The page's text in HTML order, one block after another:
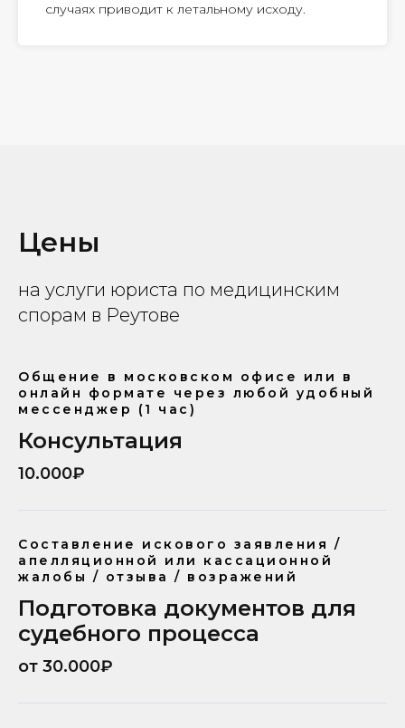
случаях приводит к летальному исходу.
Цены
на услуги юриста по медицинским
спорам в Реутове
Общение в московском офисе или в
онлайн формате через любой удобный
мессенджер (1 час)
Консультация
10.000₽
Составление искового заявления /
апелляционной или кассационной
жалобы / отзыва / возражений
Подготовка документов для
судебного процесса
от 30.000₽